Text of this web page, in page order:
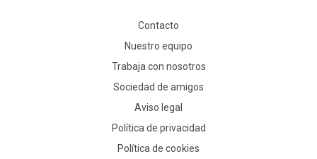
Contacto
Nuestro equipo
Trabaja con nosotros
Sociedad de amigos
Aviso legal
Política de privacidad
Política de cookies